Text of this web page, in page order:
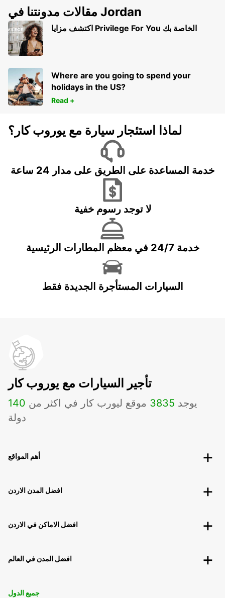
مقالات مدونتنا في Jordan
اكتشف مزايا Privilege For You الخاصة بك
Where are you going to spend your
holidays in the US?
Read +
لماذا استئجار سيارة مع يوروب كار؟
خدمة المساعدة على الطريق على مدار 24 ساعة
لا توجد رسوم خفية
خدمة 24/7 في معظم المطارات الرئيسية
السيارات المستأجرة الجديدة فقط
تأجير السيارات مع يوروب كار
يوجد 3835 موقع ليورب كار في اكثر من 140
دولة
أهم المواقع
افضل المدن الاردن
افضل الاماكن في الاردن
افضل المدن في العالم
جميع الدول